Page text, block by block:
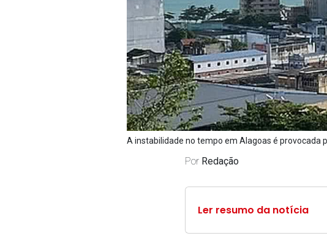
A instabilidade no tempo em Alagoas é provocada
Por Redação
Ler resumo da notícia